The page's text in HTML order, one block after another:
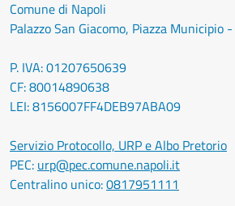
Comune di Napoli
Palazzo San Giacomo, Piazza Municipio
P. IVA: 01207650639
CF: 80014890638
LEI: 8156007FF4DEB97ABA09
Servizio Protocollo, URP e Albo Pretorio
PEC: urp@pec.comune.napoli.it
Centralino unico:0817951111